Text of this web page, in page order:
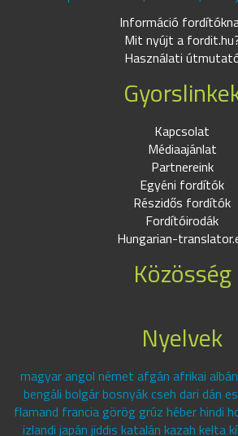
Információ
Mit nyújt a
Használati
Kapcsolat
Médiaajánlat
Partnereink
Egyéni fordítók
Részidős fordítók
Fordítóirodák
Hungarian-
Közösség
Nyelvek
magyar angol német afgán afrikai
bengáli bolgár bosnyák cseh dari dán
flamand francia görög grúz héber hindi
izlandi japán jiddis katalán kazah kelta